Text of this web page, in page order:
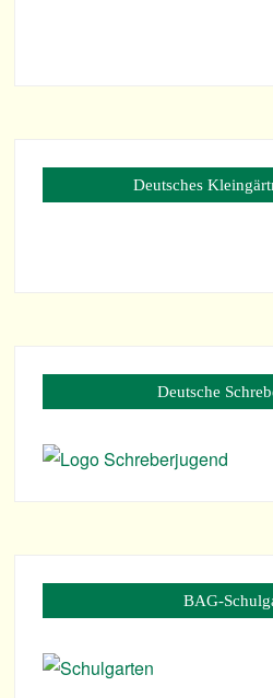
Deut­sches
Deut­sche
BAG-